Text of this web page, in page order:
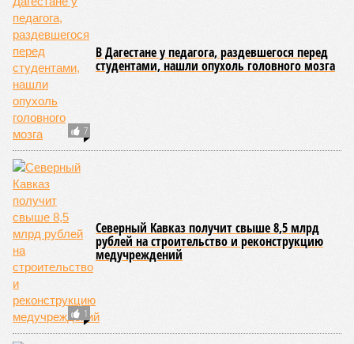
7
В Дагестане у педагога, раздевшегося перед
студентами, нашли опухоль головного мозга
1
Северный Кавказ получит свыше 8,5 млрд
рублей на строительство и реконструкцию
медучреждений